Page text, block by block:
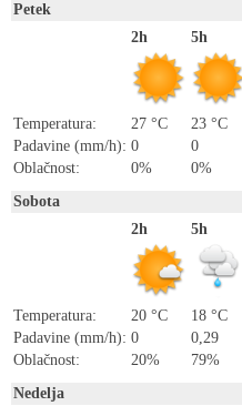
Petek
2h
Temperatura:
27 °C
Padavine (mm/h): 0
Oblačnost:
0%
5h
23 °C
0
0%
Sobota
2h
Temperatura:
20 °C
Padavine (mm/h): 0
Oblačnost:
20%
5h
18 °C
0,29
79%
Nedelja